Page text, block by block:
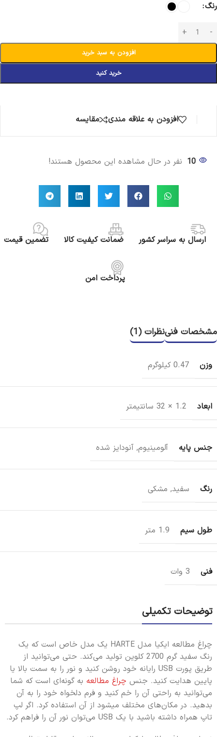
رنگ
افزودن به سبد خرید
خرید کنید
افزودن به علاقه مندی مقایسه
10 نفر در حال مشاهده این محصول هستند!
ارسال به سراسر کشور ضمانت کیفیت کالا تضمین قیمت
پرداخت امن
مشخصات فنینظرات (1)
وزن 0.47 کیلوگرم
ابعاد 1.2 × 32 سانتیمتر
جنس پایه آلومینیوم, آنودایز شده
رنگ سفید, مشکی
طول سیم 1.9 متر
فنی 3 وات
توضیحات تکمیلی
چراغ مطالعه ایکیا مدل HARTE یک مدل خاص است که یک
رنگ سفید گرم 2700 کلوین تولید می‌کند. حتی می‌توانید از
طریق پورت USB رایانه خود روشن کنید و نور را به سمت بالا یا
پایین هدایت کنید. جنس چراغ مطالعه به گونه‌ای است که شما
می‌توانید به راحتی آن را خم کنید و فرم دلخواه خود را به آن
بدهید. در مکان‌های مختلف میشود از آن استفاده کرد. اگر لپ
تاپ همراه داشته باشید با یک USB می‌توان نور آن را فراهم کرد.